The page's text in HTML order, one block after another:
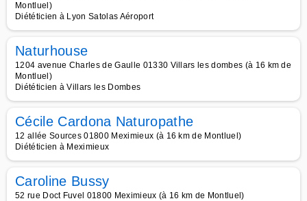
Montluel)
Diététicien à Lyon Satolas Aéroport
Naturhouse
1204 avenue Charles de Gaulle 01330 Villars les dombes (à 16 km de
Montluel)
Diététicien à Villars les Dombes
Cécile Cardona Naturopathe
12 allée Sources 01800 Meximieux (à 16 km de Montluel)
Diététicien à Meximieux
Caroline Bussy
52 rue Doct Fuvel 01800 Meximieux (à 16 km de Montluel)